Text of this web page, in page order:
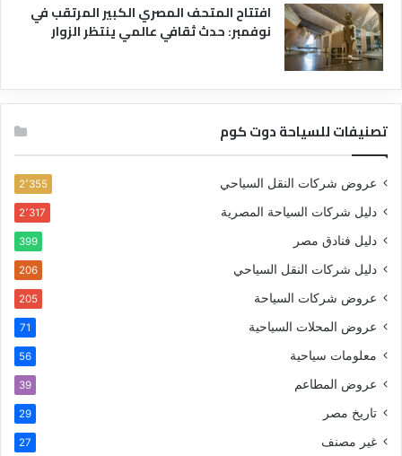
افتتاح المتحف المصري الكبير المرتقب في
نوفمبر: حدث ثقافي عالمي ينتظر الزوار
تصنيفات للسياحة دوت كوم
عروض شركات النقل السياحي 2٬355
دليل شركات السياحة المصرية 2٬317
دليل فنادق مصر 399
دليل شركات النقل السياحي 206
عروض شركات السياحة 205
عروض المحلات السياحية 71
معلومات سياحية 56
عروض المطاعم 39
تاريخ مصر 29
غير مصنف 27